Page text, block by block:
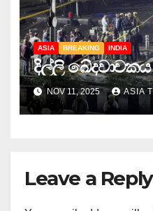
ASIA BREAKING INDIA
දිල්ලි ඛේදවාචකය
NOV 11, 2025 ASIA
Leave a Reply